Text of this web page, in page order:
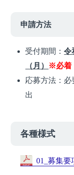
申請方法
受付期間：令
（月） ※必着
応募方法： 必
出
各種様式
01_募集要